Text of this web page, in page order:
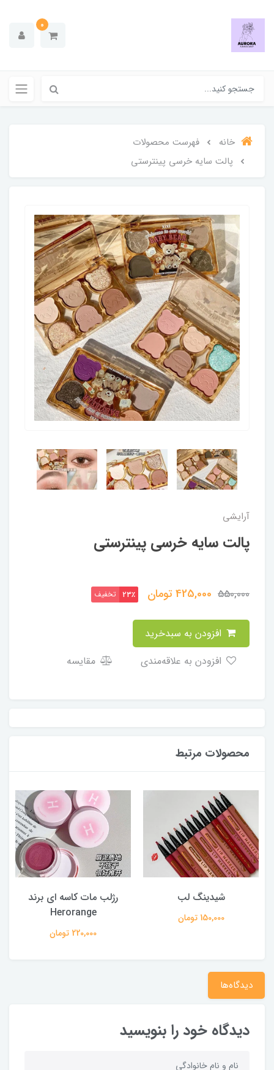
0
خانه
فهرست محصولات
پالت سایه خرسی پینترستی
آرایشی
پالت سایه خرسی پینترستی
550,000
425,000تومان 23٪ تخفیف
مقایسه
محصولات مرتبط
شیدینگ لب
150,000 تومان
رژلب مات کاسه ای برند
Herorange
220,000 تومان
دیدگاه‌ها
دیدگاه خود را بنویسید